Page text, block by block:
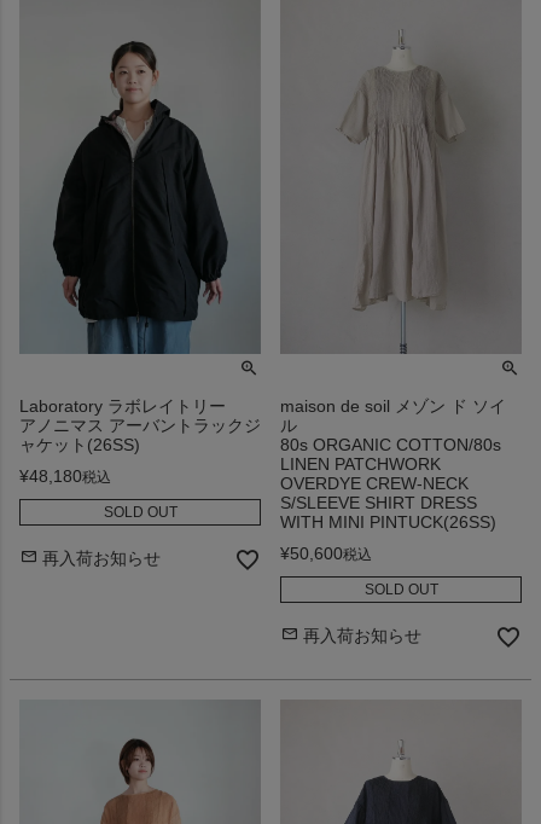
Laboratory ラボレイトリー
アノニマス アーバントラックジ
ャケット(26SS)
¥48,180税込
SOLD OUT
再入荷お知らせ
maison de soil メゾン ド ソイ
ル
80s ORGANIC COTTON/80s
LINEN PATCHWORK
OVERDYE CREW-NECK
S/SLEEVE SHIRT DRESS
WITH MINI PINTUCK(26SS)
¥50,600税込
SOLD OUT
再入荷お知らせ